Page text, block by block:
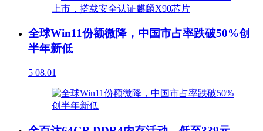
全球Win11份额微降，中国市占率跌破50%创
半年新低
5 08.01